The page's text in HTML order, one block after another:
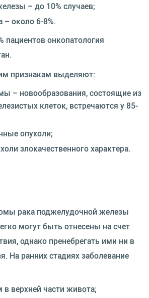
– до 10% случаев;
– около 6-8%.
пациентов онкопатология
признакам выделяют:
– новообразования, состоящие из
клеток, встречаются у 85-
опухоли;
злокачественного характера.
рака поджелудочной железы
могут быть отнесены на счет
однако пренебрегать ими ни в
На ранних стадиях заболевание
верхней части живота;